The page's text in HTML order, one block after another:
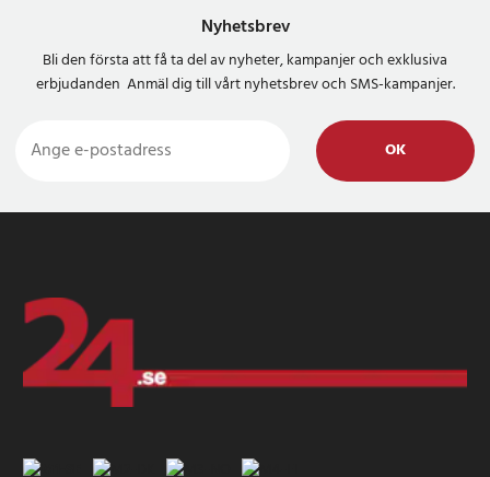
Nyhetsbrev
Bli den första att få ta del av nyheter, kampanjer och exklusiva
erbjudanden Anmäl dig till vårt nyhetsbrev och SMS-kampanjer.
OK